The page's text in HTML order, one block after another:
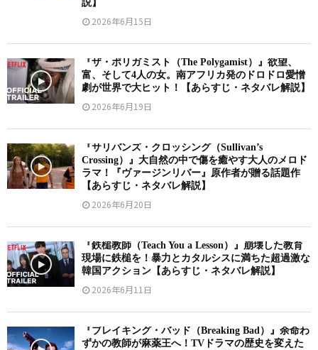
説】
2026年6月15日
『ザ・ポリガミスト（The Polygamist）』欲望、
富、そして4人の女。南アフリカ発のドロドロ愛憎
劇が世界で大ヒット！【あらすじ・ネタバレ解説】
2026年6月19日
『サリバンズ・クロッシング（Sullivan’s
Crossing）』大自然の中で傷を癒やす大人のメロド
ラマ！『ヴァージンリバー』原作者が贈る話題作
【あらすじ・ネタバレ解説】
2026年6月20日
『鉄槌教師（Teach You a Lesson）』崩壊した教育
現場に鉄槌を！暴力とカタルシスに満ちた超過激な
韓国アクション【あらすじ・ネタバレ解説】
2026年6月11日
『ブレイキング・バッド（Breaking Bad）』余命わ
ずかの教師が麻薬王へ！TVドラマの歴史を変えた